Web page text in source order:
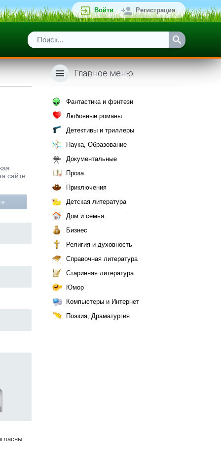
Войти Регистрация
сайте
Главное меню
Фантастика и фэнтези
Любовные романы
Детективы и триллеры
Наука, Образование
Документальные
Проза
Приключения
Детская литература
Дом и семья
Бизнес
Религия и духовность
Справочная литература
Старинная литература
Юмор
Компьютеры и Интернет
Поэзия, Драматургия